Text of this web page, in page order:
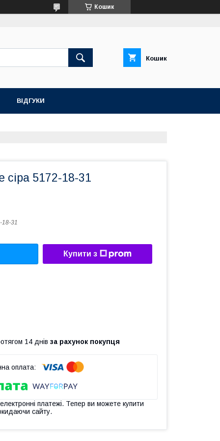
Кошик
Кошик
ВІДГУКИ
сіра 5172-18-31
18-31
Купити з
14 днів за рахунок покупця
платежі. Тепер ви можете купити
сайту.